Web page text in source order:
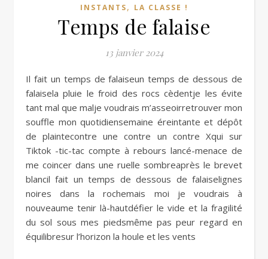
INSTANTS, LA CLASSE !
Temps de falaise
13 janvier 2024
Il fait un temps de falaiseun temps de dessous de
falaisela pluie le froid des rocs cèdentje les évite
tant mal que malje voudrais m’asseoirretrouver mon
souffle mon quotidiensemaine éreintante et dépôt
de plaintecontre une contre un contre Xqui sur
Tiktok -tic-tac compte à rebours lancé-menace de
me coincer dans une ruelle sombreaprès le brevet
blancil fait un temps de dessous de falaiselignes
noires dans la rochemais moi je voudrais à
nouveaume tenir là-hautdéfier le vide et la fragilité
du sol sous mes piedsmême pas peur regard en
équilibresur l’horizon la houle et les vents